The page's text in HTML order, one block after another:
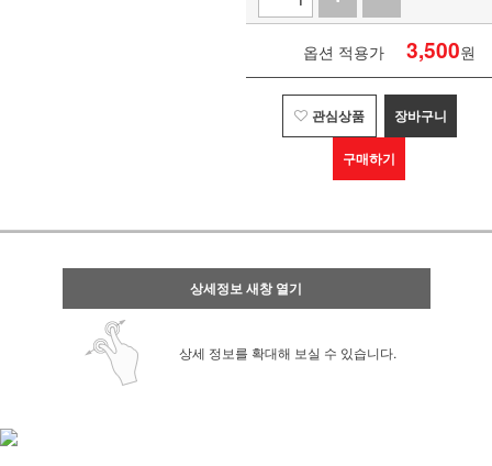
옵션 적용가 3,500원
관심상품 장바구니
구매하기
상세정보 새창 열기
상세 정보를 확대해 보실 수 있습니다.